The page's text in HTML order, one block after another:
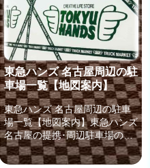
ラエティショップです。これか
ら誰でも簡単に梅田ロフトにア
クセスできるよう、最寄り駅の
出口からの行き方を分かりやす
くご案内していきましょう！こ
ちらのページでは、梅田ロフト
へのアクセスとしてよく使われ
ている最寄り駅の、御堂筋線の
「中津駅」からのアクセスや、
JR「大阪駅」からの行き方を
ご案内します。 >> 梅田ロフト
へのアクセスの主要な...
東急ハンズ 名古屋周辺の駐
車場一覧【地図案内】
東急ハンズ 名古屋周辺の駐車
場一覧【地図案内】東急ハンズ
名古屋の提携･周辺駐車場のア
クセスと｢料金(無料条件)｣｢営
業時間｣東急ハンズ 名古屋は名